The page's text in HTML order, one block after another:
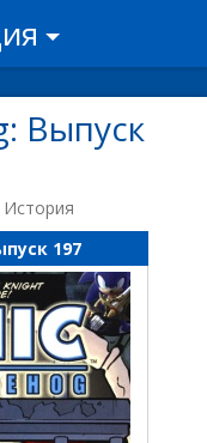
Выпуск
История
197